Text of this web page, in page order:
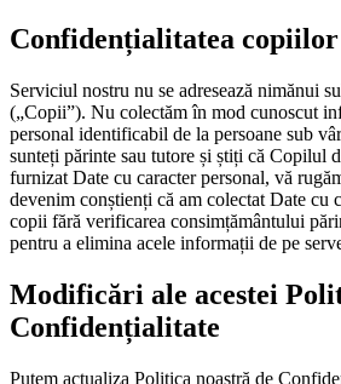
Confidențialitatea copiilor
Serviciul nostru nu se adresează nimănui
(„Copii”). Nu colectăm în mod cunoscut
personal identificabil de la persoane sub
sunteți părinte sau tutore și știți că Copilul
furnizat Date cu caracter personal, vă
devenim conștienți că am colectat Date cu
copii fără verificarea consimțământului
pentru a elimina acele informații de pe
Modificări ale acestei
Confidențialitate
Putem actualiza Politica noastră de